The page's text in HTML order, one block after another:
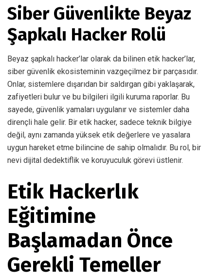
Siber Güvenlikte Beyaz
Şapkalı Hacker Rolü
Beyaz şapkalı hacker’lar olarak da bilinen etik hacker’lar,
siber güvenlik ekosisteminin vazgeçilmez bir parçasıdır.
Onlar, sistemlere dışarıdan bir saldırgan gibi yaklaşarak,
zafiyetleri bulur ve bu bilgileri ilgili kuruma raporlar. Bu
sayede, güvenlik yamaları uygulanır ve sistemler daha
dirençli hale gelir. Bir etik hacker, sadece teknik bilgiye
değil, aynı zamanda yüksek etik değerlere ve yasalara
uygun hareket etme bilincine de sahip olmalıdır. Bu rol, bir
nevi dijital dedektiflik ve koruyuculuk görevi üstlenir.
Etik Hackerlık
Eğitimine
Başlamadan Önce
Gerekli Temeller